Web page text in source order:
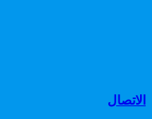
الاتصال